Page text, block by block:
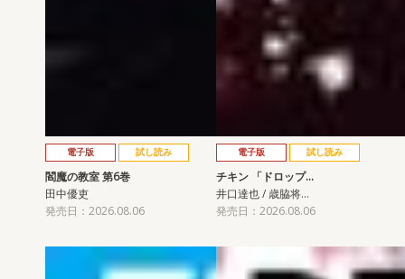
電子版 試し読み
閻魔の教室 第6巻
田中優吏
発売日：2026.08.06
電子版 試し読み
チキン 「ドロップ…
井口達也 / 歳脇将…
発売日：2026.08.06